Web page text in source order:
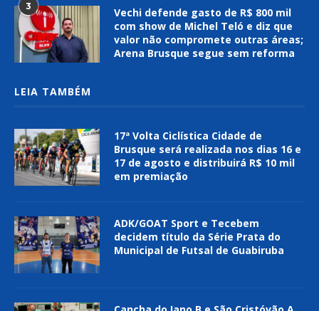
3
Vechi defende gasto de R$ 800 mil
com show de Michel Teló e diz que
valor não compromete outras áreas;
Arena Brusque segue sem reforma
LEIA TAMBÉM
17ª Volta Ciclística Cidade de
Brusque será realizada nos dias 16 e
17 de agosto e distribuirá R$ 10 mil
em premiação
ADK/GOAT Sport e Tecebem
decidem título da Série Prata do
Municipal de Futsal de Guabiruba